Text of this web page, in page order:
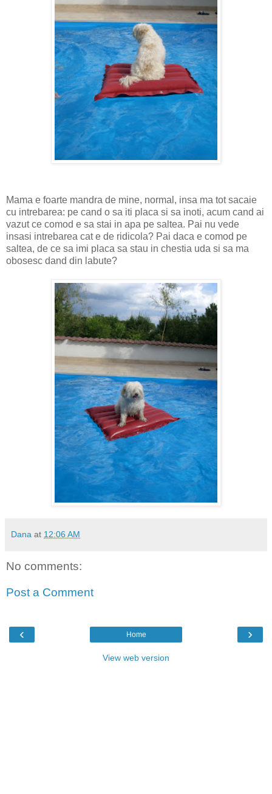
Mama e foarte mandra de mine, normal, insa ma tot sacaie
cu intrebarea: pe cand o sa iti placa si sa inoti, acum cand ai
vazut ce comod e sa stai in apa pe saltea. Pai nu vede
insasi intrebarea cat e de ridicola? Pai daca e comod pe
saltea, de ce sa imi placa sa stau in chestia uda si sa ma
obosesc dand din labute?
Dana at 12:06 AM
No comments:
Post a Comment
‹ ›
Home
View web version